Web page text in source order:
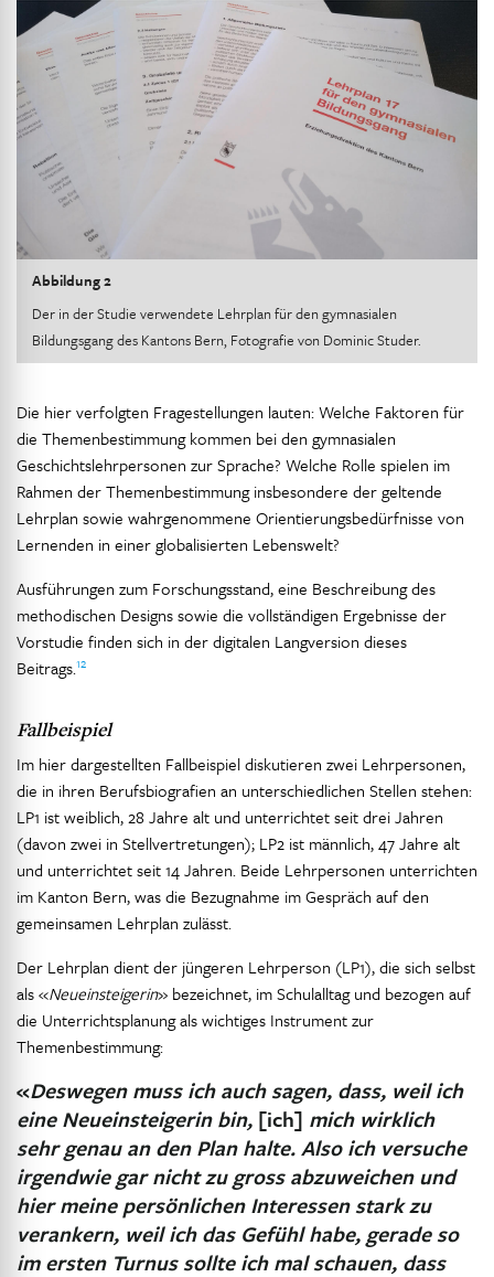
Abbildung 2
Der in der Studie verwendete Lehrplan für den gymnasialen
Bildungsgang des Kantons Bern, Fotografie von Dominic Studer.
Die hier verfolgten Fragestellungen lauten: Welche Faktoren für
die Themenbestimmung kommen bei den gymnasialen
Geschichtslehrpersonen zur Sprache? Welche Rolle spielen im
Rahmen der Themenbestimmung insbesondere der geltende
Lehrplan sowie wahrgenommene Orientierungsbedürfnisse von
Lernenden in einer globalisierten Lebenswelt?
Ausführungen zum Forschungsstand, eine Beschreibung des
methodischen Designs sowie die vollständigen Ergebnisse der
Vorstudie finden sich in der digitalen Langversion dieses
Beitrags.12
Fallbeispiel
Im hier dargestellten Fallbeispiel diskutieren zwei Lehrpersonen,
die in ihren Berufsbiografien an unterschiedlichen Stellen stehen:
LP1 ist weiblich, 28 Jahre alt und unterrichtet seit drei Jahren
(davon zwei in Stellvertretungen); LP2 ist männlich, 47 Jahre alt
und unterrichtet seit 14 Jahren. Beide Lehrpersonen unterrichten
im Kanton Bern, was die Bezugnahme im Gespräch auf den
gemeinsamen Lehrplan zulässt.
Der Lehrplan dient der jüngeren Lehrperson (LP1), die sich selbst
als «Neueinsteigerin» bezeichnet, im Schulalltag und bezogen auf
die Unterrichtsplanung als wichtiges Instrument zur
Themenbestimmung:
«Deswegen muss ich auch sagen, dass, weil ich
eine Neueinsteigerin bin, [ich] mich wirklich
sehr genau an den Plan halte. Also ich versuche
irgendwie gar nicht zu gross abzuweichen und
hier meine persönlichen Interessen stark zu
verankern, weil ich das Gefühl habe, gerade so
im ersten Turnus sollte ich mal schauen, dass